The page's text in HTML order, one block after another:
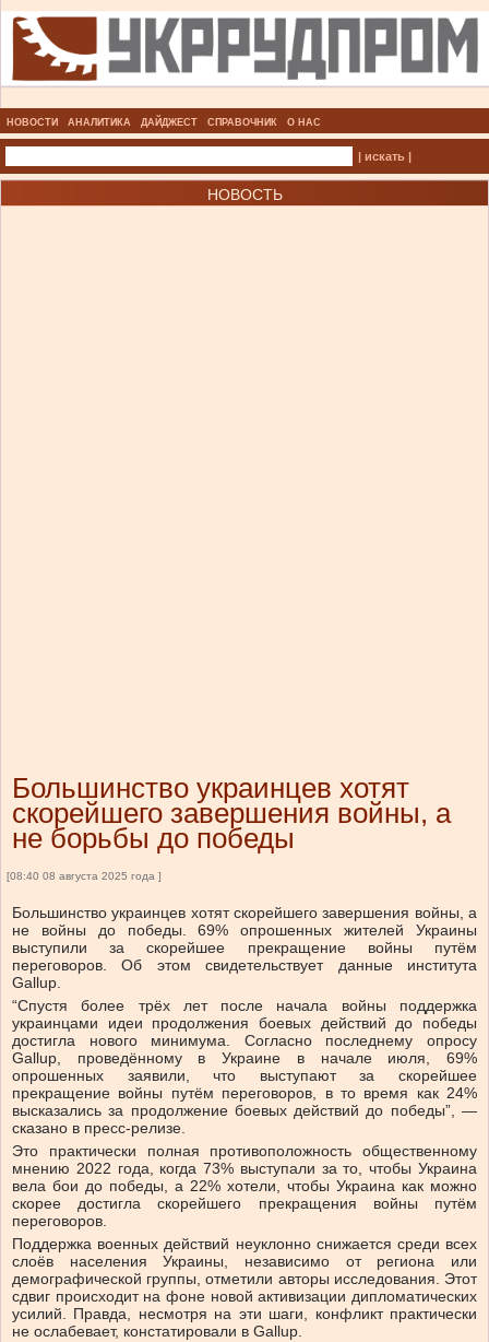
НОВОСТИ АНАЛИТИКА ДАЙДЖЕСТ СПРАВОЧНИК О НАС
| искать |
НОВОСТЬ
Большинство украинцев хотят
скорейшего завершения войны, а
не борьбы до победы
[08:40 08 августа 2025 года ]
Большинство украинцев хотят скорейшего завершения войны, а
не войны до победы. 69% опрошенных жителей Украины
выступили за скорейшее прекращение войны путём
переговоров. Об этом свидетельствует данные института
Gallup.
“Спустя более трёх лет после начала войны поддержка
украинцами идеи продолжения боевых действий до победы
достигла нового минимума. Согласно последнему опросу
Gallup, проведённому в Украине в начале июля, 69%
опрошенных заявили, что выступают за скорейшее
прекращение войны путём переговоров, в то время как 24%
высказались за продолжение боевых действий до победы”, —
сказано в пресс-релизе.
Это практически полная противоположность общественному
мнению 2022 года, когда 73% выступали за то, чтобы Украина
вела бои до победы, а 22% хотели, чтобы Украина как можно
скорее достигла скорейшего прекращения войны путём
переговоров.
Поддержка военных действий неуклонно снижается среди всех
слоёв населения Украины, независимо от региона или
демографической группы, отметили авторы исследования. Этот
сдвиг происходит на фоне новой активизации дипломатических
усилий. Правда, несмотря на эти шаги, конфликт практически
не ослабевает, констатировали в Gallup.